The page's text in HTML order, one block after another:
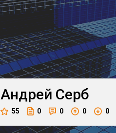
Андрей Серб
55 0 0 0 0